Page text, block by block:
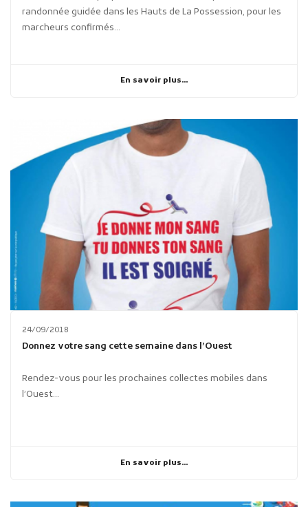
randonnée guidée dans les Hauts de La Possession, pour les
marcheurs confirmés...
En savoir plus...
24/09/2018
Donnez votre sang cette semaine dans l’Ouest
Rendez-vous pour les prochaines collectes mobiles dans
l’Ouest...
En savoir plus...